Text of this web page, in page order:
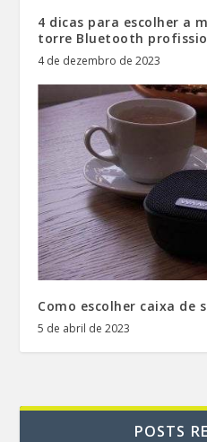
4 dicas para escolher a
torre Bluetooth
4 de dezembro de 2023
Como escolher caixa de
5 de abril de 2023
POSTS